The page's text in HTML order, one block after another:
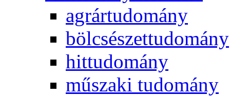
agrártudomány
bölcsészettudomány
hittudomány
műszaki tudomány